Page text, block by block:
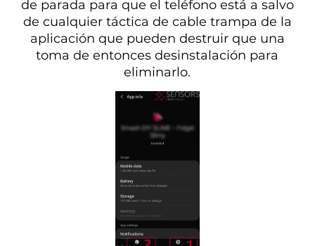
de parada para que el teléfono está a salvo
de cualquier táctica de cable trampa de la
aplicación que pueden destruir que una
toma de entonces desinstalación para
eliminarlo.